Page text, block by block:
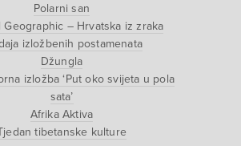
Polarni san
Geographic – Hrvatska iz zraka
izložbenih postamenata
Džungla
izložba ‘Put oko svijeta u pola
sata’
Afrika Aktiva
tibetanske kulture